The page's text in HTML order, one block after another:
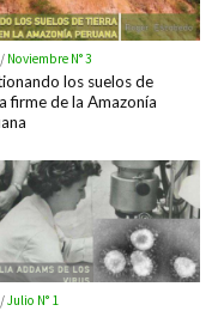
/ Noviembre N° 3
los suelos de
firme de la Amazonía
/Julio N° 1